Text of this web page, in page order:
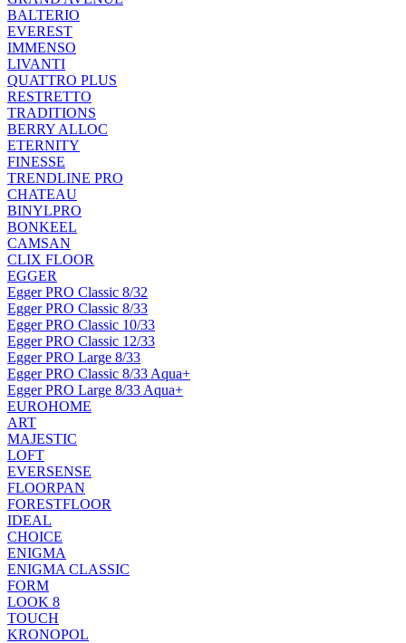
BALTERIO
EVEREST
IMMENSO
LIVANTI
QUATTRO PLUS
RESTRETTO
TRADITIONS
BERRY ALLOC
ETERNITY
FINESSE
TRENDLINE PRO
CHATEAU
BINYLPRO
BONKEEL
CAMSAN
CLIX FLOOR
EGGER
Egger PRO Classic 8/32
Egger PRO Classic 8/33
Egger PRO Classic 10/33
Egger PRO Classic 12/33
Egger PRO Large 8/33
Egger PRO Classic 8/33 Aqua+
Egger PRO Large 8/33 Aqua+
EUROHOME
ART
MAJESTIC
LOFT
EVERSENSE
FLOORPAN
FORESTFLOOR
IDEAL
CHOICE
ENIGMA
ENIGMA CLASSIC
FORM
LOOK 8
TOUCH
KRONOPOL